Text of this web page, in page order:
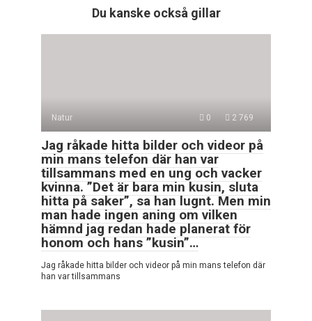
Du kanske också gillar
Natur 0 2 769
Jag råkade hitta bilder och videor på
min mans telefon där han var
tillsammans med en ung och vacker
kvinna. ”Det är bara min kusin, sluta
hitta på saker”, sa han lugnt. Men min
man hade ingen aning om vilken
hämnd jag redan hade planerat för
honom och hans ”kusin”…
Jag råkade hitta bilder och videor på min mans telefon där
han var tillsammans